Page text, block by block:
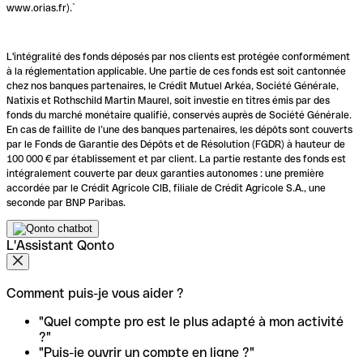
www.orias.fr).`
L'intégralité des fonds déposés par nos clients est protégée conformément
à la réglementation applicable. Une partie de ces fonds est soit cantonnée
chez nos banques partenaires, le Crédit Mutuel Arkéa, Société Générale,
Natixis et Rothschild Martin Maurel, soit investie en titres émis par des
fonds du marché monétaire qualifié, conservés auprès de Société Générale.
En cas de faillite de l’une des banques partenaires, les dépôts sont couverts
par le Fonds de Garantie des Dépôts et de Résolution (FGDR) à hauteur de
100 000 € par établissement et par client. La partie restante des fonds est
intégralement couverte par deux garanties autonomes : une première
accordée par le Crédit Agricole CIB, filiale de Crédit Agricole S.A., une
seconde par BNP Paribas.
L'Assistant Qonto
Comment puis-je vous aider ?
"Quel compte pro est le plus adapté à mon activité
?"
"Puis-je ouvrir un compte en ligne ?"